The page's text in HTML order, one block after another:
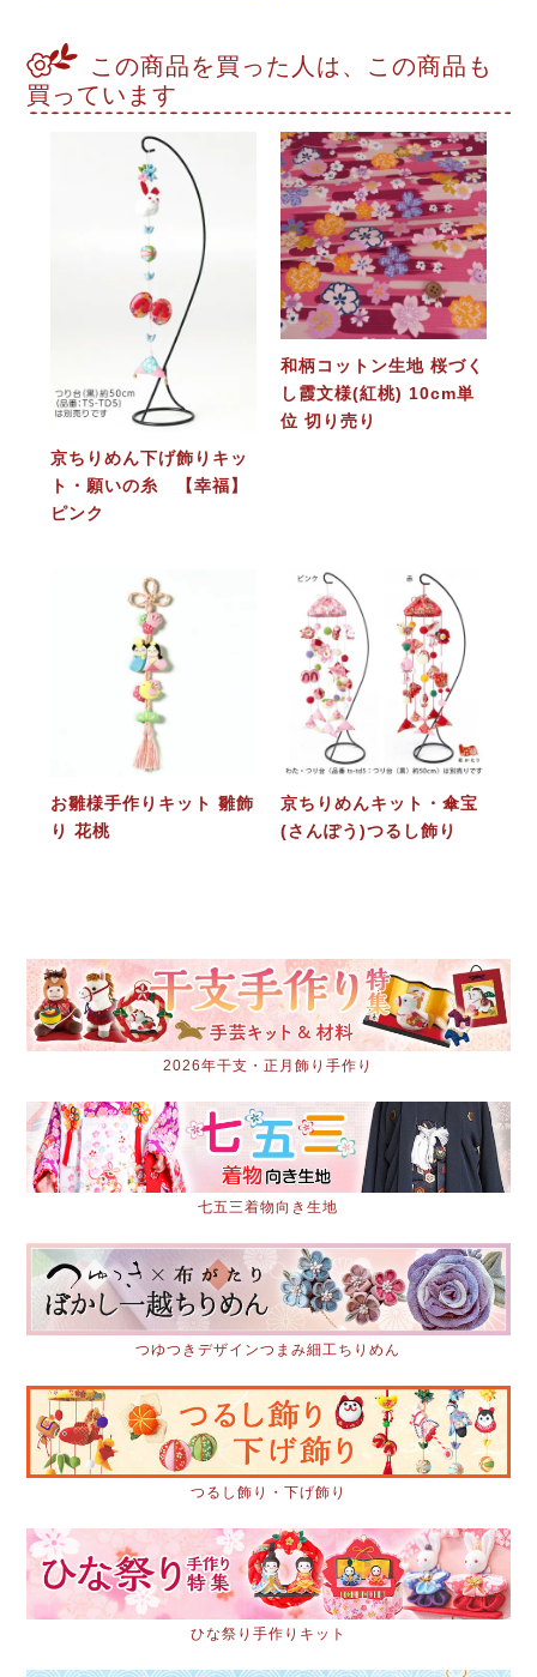
この商品を買った人は、この商品も
買っています
京ちりめん下げ飾りキッ
ト・願いの糸 【幸福】
ピンク
和柄コットン生地 桜づく
し霞文様(紅桃) 10cm単
位 切り売り
お雛様手作りキット 雛飾
り 花桃
京ちりめんキット・傘宝
(さんぽう)つるし飾り
2026年干支・正月飾り手作り
七五三着物向き生地
つゆつきデザインつまみ細工ちりめん
つるし飾り・下げ飾り
ひな祭り手作りキット